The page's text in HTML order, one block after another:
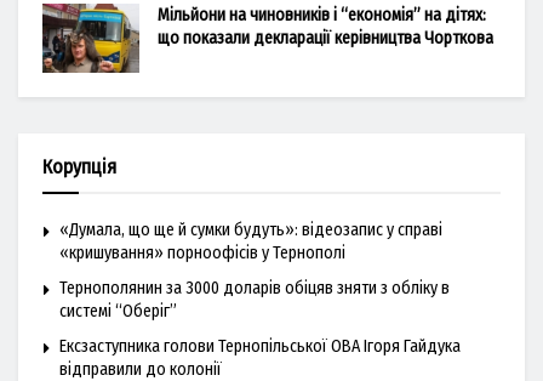
Мільйони на чиновників і “економія” на дітях:
що показали декларації керівництва Чорткова
Корупція
«Думала, що ще й сумки будуть»: відеозапис у справі
«кришування» порноофісів у Тернополі
Тернополянин за 3000 доларів обіцяв зняти з обліку в
системі “Оберіг”
Ексзаступника голови Тернопільської ОВА Ігоря Гайдука
відправили до колонії